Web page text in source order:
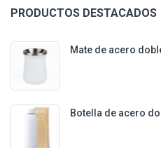
PRODUCTOS DESTACADOS
Mate de acero
Botella de acero